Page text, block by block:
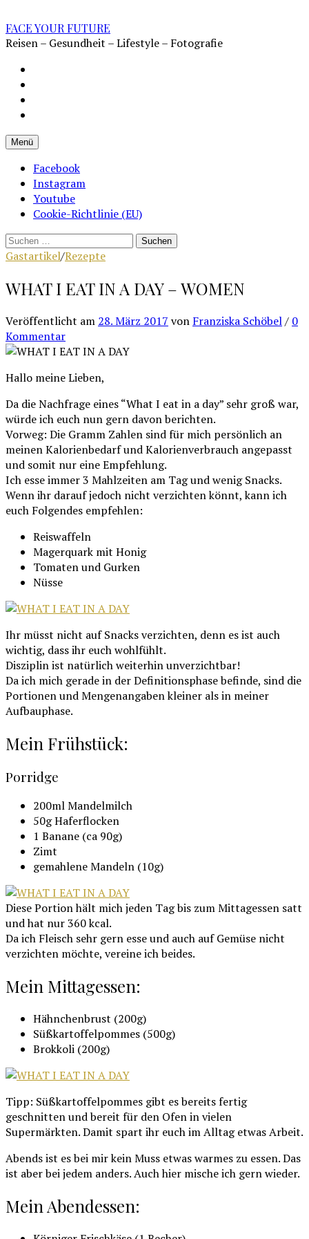
Inhalt
überspringen
FACE YOUR FUTURE
Reisen – Gesundheit – Lifestyle – Fotografie
(EU)
Menü
Facebook
Instagram
Youtube
Cookie-Richtlinie (EU)
Suchen
nach:
Gastartikel/Rezepte
WHAT I EAT IN A DAY – WOMEN
Veröffentlicht am 28. März 2017 von Franziska Schöbel/ 0
Kommentar
Hallo meine Lieben,
Da die Nachfrage eines “What I eat in a day” sehr groß war,
würde ich euch nun gern davon berichten.
Vorweg: Die Gramm Zahlen sind für mich persönlich an
meinen Kalorienbedarf und Kalorienverbrauch angepasst
und somit nur eine Empfehlung.
Ich esse immer 3 Mahlzeiten am Tag und wenig Snacks.
Wenn ihr darauf jedoch nicht verzichten könnt, kann ich
euch Folgendes empfehlen:
Reiswaffeln
Magerquark mit Honig
Tomaten und Gurken
Nüsse
Ihr müsst nicht auf Snacks verzichten, denn es ist auch
wichtig, dass ihr euch wohlfühlt.
Disziplin ist natürlich weiterhin unverzichtbar!
Da ich mich gerade in der Definitionsphase befinde, sind die
Portionen und Mengenangaben kleiner als in meiner
Aufbauphase.
Mein Frühstück:
Porridge
200ml Mandelmilch
50g Haferflocken
1 Banane (ca 90g)
Zimt
gemahlene Mandeln (10g)
Diese Portion hält mich jeden Tag bis zum Mittagessen satt
und hat nur 360 kcal.
Da ich Fleisch sehr gern esse und auch auf Gemüse nicht
verzichten möchte, vereine ich beides.
Mein Mittagessen:
Hähnchenbrust (200g)
Süßkartoffelpommes (500g)
Brokkoli (200g)
Tipp: Süßkartoffelpommes gibt es bereits fertig
geschnitten und bereit für den Ofen in vielen
Supermärkten. Damit spart ihr euch im Alltag etwas Arbeit.
Abends ist es bei mir kein Muss etwas warmes zu essen. Das
ist aber bei jedem anders. Auch hier mische ich gern wieder.
Mein Abendessen: